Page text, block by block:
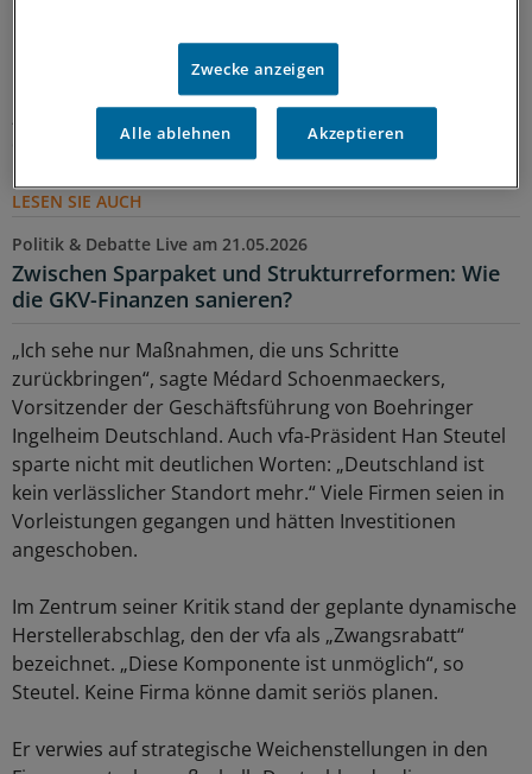
Bühne nicht scheut, machte sie im Anschluss an ihre
Rede vor dem Pharmapublikum deutlich. Im direkten
„Sparring“, wie es die Moderatorin nannte, hörte sie sich
die deutliche Kritik der Pharmachefs an.
LESEN SIE AUCH
Politik & Debatte Live am 21.05.2026
Zwischen Sparpaket und Strukturreformen: Wie
die GKV-Finanzen sanieren?
„Ich sehe nur Maßnahmen, die uns Schritte
zurückbringen“, sagte Médard Schoenmaeckers,
Vorsitzender der Geschäftsführung von Boehringer
Ingelheim Deutschland. Auch vfa-Präsident Han Steutel
sparte nicht mit deutlichen Worten: „Deutschland ist
kein verlässlicher Standort mehr.“ Viele Firmen seien in
Vorleistungen gegangen und hätten Investitionen
angeschoben.
Im Zentrum seiner Kritik stand der geplante dynamische
Herstellerabschlag, den der vfa als „Zwangsrabatt“
bezeichnet. „Diese Komponente ist unmöglich“, so
Steutel. Keine Firma könne damit seriös planen.
Er verwies auf strategische Weichenstellungen in den
Zwecke anzeigen
Alle ablehnen Akzeptieren